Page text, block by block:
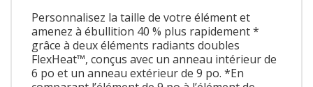
Personnalisez la taille de votre élément et
amenez à ébullition 40 % plus rapidement *
grâce à deux éléments radiants doubles
FlexHeat™, conçus avec un anneau intérieur de
6 po et un anneau extérieur de 9 po. *En